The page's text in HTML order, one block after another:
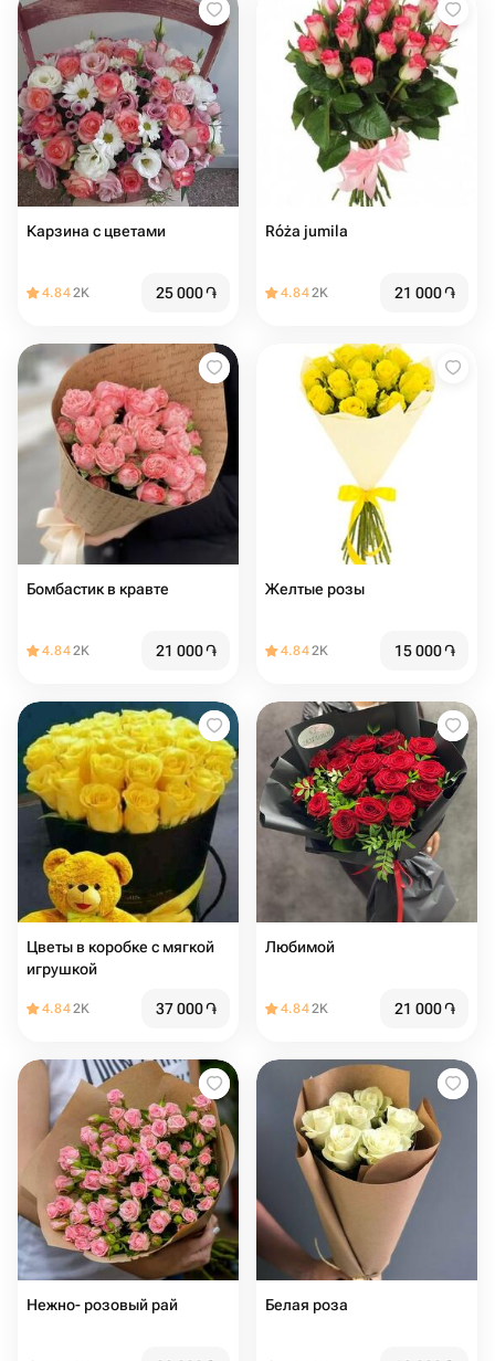
Карзина с цветами
4.842K 25 000֏
Róża jumila
4.842K 21 000֏
Бомбастик в кравте
4.842K 21 000֏
Желтые розы
4.842K 15 000֏
Цветы в коробке с мягкой
игрушкой
4.842K 37 000֏
Любимой
4.842K 21 000֏
Нежно- розовый рай Белая роза